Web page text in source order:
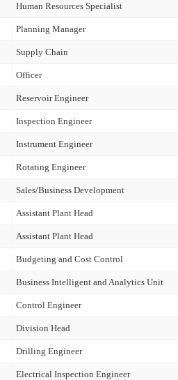
Human Resources Specialist
Planning Manager
Supply Chain
Officer
Reservoir Engineer
Inspection Engineer
Instrument Engineer
Rotating Engineer
Sales/Business Development
Assistant Plant Head
Assistant Plant Head
Budgeting and Cost Control
Business Intelligent and Analytics Unit
Control Engineer
Division Head
Drilling Engineer
Electrical Inspection Engineer